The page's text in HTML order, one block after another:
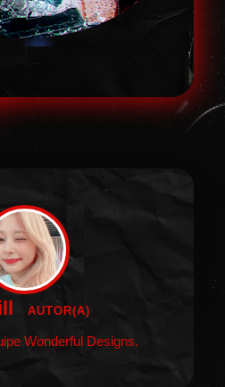
AUTOR(A)
Wonderful Designs.